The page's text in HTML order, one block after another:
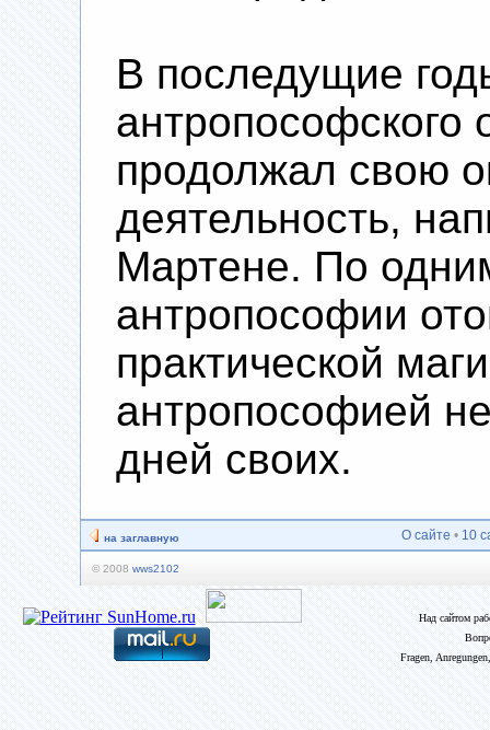
В последущие
продолжал свою
деятельность,
Мартене. По
антропософии
практической
антропософией
дней своих.
на заглавную О сайте • 10
© 2008 wws2102
Над сайтом
Fragen,